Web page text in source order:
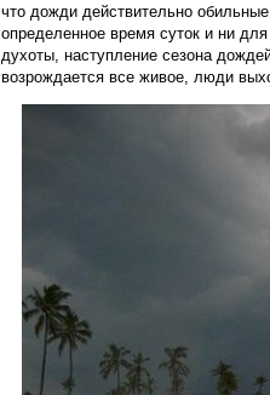
что дожди действительно
определенное время суток и ни
духоты, наступление сезона
возрождается все живое, люди